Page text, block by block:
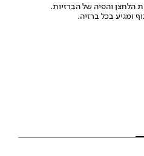
הלחצן והפיה של הברזיות.
ומגיע בכל ברזיה.